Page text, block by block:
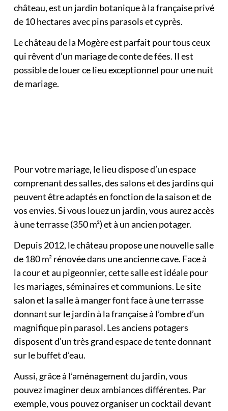
château, est un jardin botanique à la française privé
de 10 hectares avec pins parasols et cyprès.
Le château de la Mogère est parfait pour tous ceux
qui rêvent d’un mariage de conte de fées. Il est
possible de louer ce lieu exceptionnel pour une nuit
de mariage.
Pour votre mariage, le lieu dispose d’un espace
comprenant des salles, des salons et des jardins qui
peuvent être adaptés en fonction de la saison et de
vos envies. Si vous louez un jardin, vous aurez accès
à une terrasse (350 m²) et à un ancien potager.
Depuis 2012, le château propose une nouvelle salle
de 180 m² rénovée dans une ancienne cave. Face à
la cour et au pigeonnier, cette salle est idéale pour
les mariages, séminaires et communions. Le site
salon et la salle à manger font face à une terrasse
donnant sur le jardin à la française à l’ombre d’un
magnifique pin parasol. Les anciens potagers
disposent d’un très grand espace de tente donnant
sur le buffet d’eau.
Aussi, grâce à l’aménagement du jardin, vous
pouvez imaginer deux ambiances différentes. Par
exemple, vous pouvez organiser un cocktail devant